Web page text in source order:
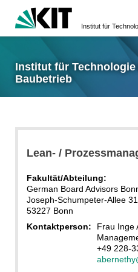
Institut für
Baubetrieb
Lean- /
Fakultät/Abteilung:
German Board Advisors
Joseph-Schumpeter-Allee 31
53227 Bonn
Kontaktperson:
Frau Inge
+49 228-